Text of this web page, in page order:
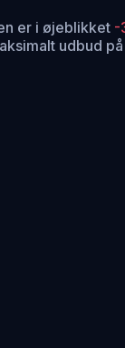
er i øjeblikket -
udbud på